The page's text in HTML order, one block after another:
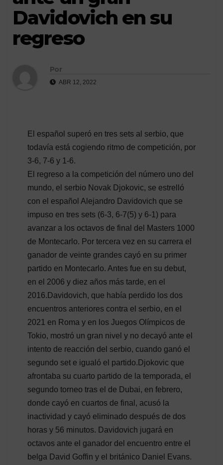
Davidovich en su
regreso
Por
ABR 12, 2022
El español superó en tres sets al serbio, que
todavía está cogiendo ritmo de competición, por
3-6, 7-6 y 1-6.
El regreso a la competición del número uno del
mundo, el serbio Novak Djokovic, se estrelló
con el español Alejandro Davidovich que se
impuso en tres sets (6-3, 6-7(5) y 6-1) para
avanzar a los octavos de final del Masters 1000
de Montecarlo. Por tercera vez en su carrera el
ganador de veinte grandes cayó en su primer
partido en Montecarlo. Antes fue en su debut,
en el 2006 y diez años más tarde, en el
2016.Davidovich, que había perdido los dos
encuentros anteriores contra el serbio, en el
2021 en Roma y en los Juegos Olímpicos de
Tokio, mostró un gran nivel y no decayó ante el
intento de reacción del serbio, cuando ganó el
segundo set e igualó el partido.Djokovic que
afrontaba su cuarto partido de la temporada, el
segundo torneo tras el de Dubai, en febrero,
donde cayó en cuartos de final, acusó la
inactividad y cayó eliminado después de dos
horas y 56 minutos. Davidovich jugará en
octavos ante el ganador del encuentro entre el
belga David Goffin y el británico Daniel Evans.